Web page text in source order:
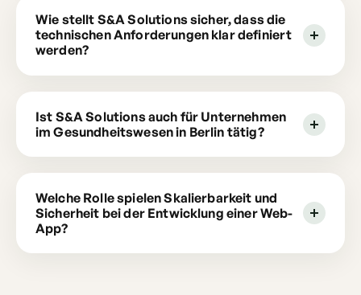
Wie stellt S&A Solutions sicher, dass die
technischen Anforderungen klar definiert
werden?
Ist S&A Solutions auch für Unternehmen
im Gesundheitswesen in Berlin tätig?
Welche Rolle spielen Skalierbarkeit und
Sicherheit bei der Entwicklung einer Web-
App?